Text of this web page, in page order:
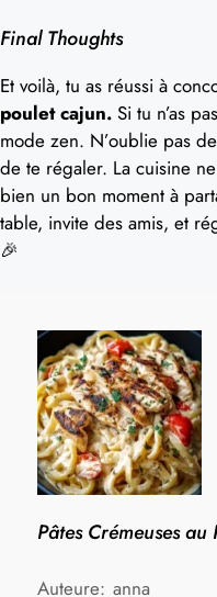
Final Thoughts
Et voilà, tu as réussi à
poulet cajun. Si tu n’as
mode zen. N’oublie pas
de te régaler. La cuisine
bien un bon moment à
table, invite des amis, et
🎉
Pâtes Crémeuses
Auteure: anna